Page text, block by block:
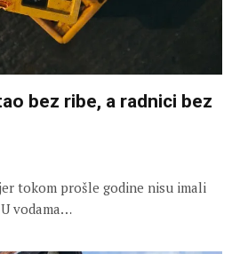
bez ribe, a radnici bez
tokom prošle godine nisu imali
vodama…